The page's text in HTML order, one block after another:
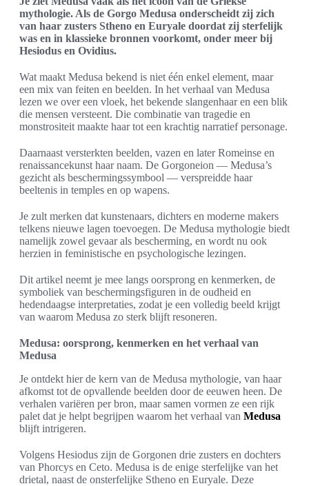
mythologie. Als de Gorgo Medusa onderscheidt zij zich
van haar zusters Stheno en Euryale doordat zij sterfelijk
was en in klassieke bronnen voorkomt, onder meer bij
Hesiodus en Ovidius.
Wat maakt Medusa bekend is niet één enkel element, maar
een mix van feiten en beelden. In het verhaal van Medusa
lezen we over een vloek, het bekende slangenhaar en een blik
die mensen versteent. Die combinatie van tragedie en
monstrositeit maakte haar tot een krachtig narratief personage.
Daarnaast versterkten beelden, vazen en later Romeinse en
renaissancekunst haar naam. De Gorgoneion — Medusa’s
gezicht als beschermingssymbool — verspreidde haar
beeltenis in temples en op wapens.
Je zult merken dat kunstenaars, dichters en moderne makers
telkens nieuwe lagen toevoegen. De Medusa mythologie biedt
namelijk zowel gevaar als bescherming, en wordt nu ook
herzien in feministische en psychologische lezingen.
Dit artikel neemt je mee langs oorsprong en kenmerken, de
symboliek van beschermingsfiguren in de oudheid en
hedendaagse interpretaties, zodat je een volledig beeld krijgt
van waarom Medusa zo sterk blijft resoneren.
Medusa: oorsprong, kenmerken en het verhaal van
Medusa
Je ontdekt hier de kern van de Medusa mythologie, van haar
afkomst tot de opvallende beelden door de eeuwen heen. De
verhalen variëren per bron, maar samen vormen ze een rijk
palet dat je helpt begrijpen waarom het verhaal van Medusa
blijft intrigeren.
Volgens Hesiodus zijn de Gorgonen drie zusters en dochters
van Phorcys en Ceto. Medusa is de enige sterfelijke van het
drietal, naast de onsterfelijke Stheno en Euryale. Deze